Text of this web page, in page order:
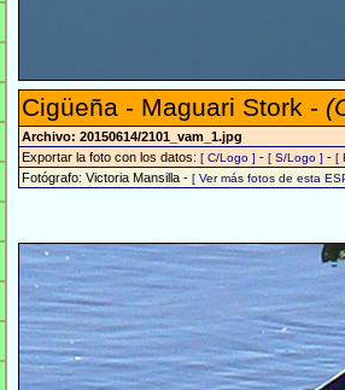
Cigüeña - Maguari Stork -
Archivo: 20150614/2101_vam_1.jpg
Exportar la foto con los datos: [ C/Logo ] - [ S/Logo ] - [
Fotógrafo: Victoria Mansilla - [ Ver más fotos de esta